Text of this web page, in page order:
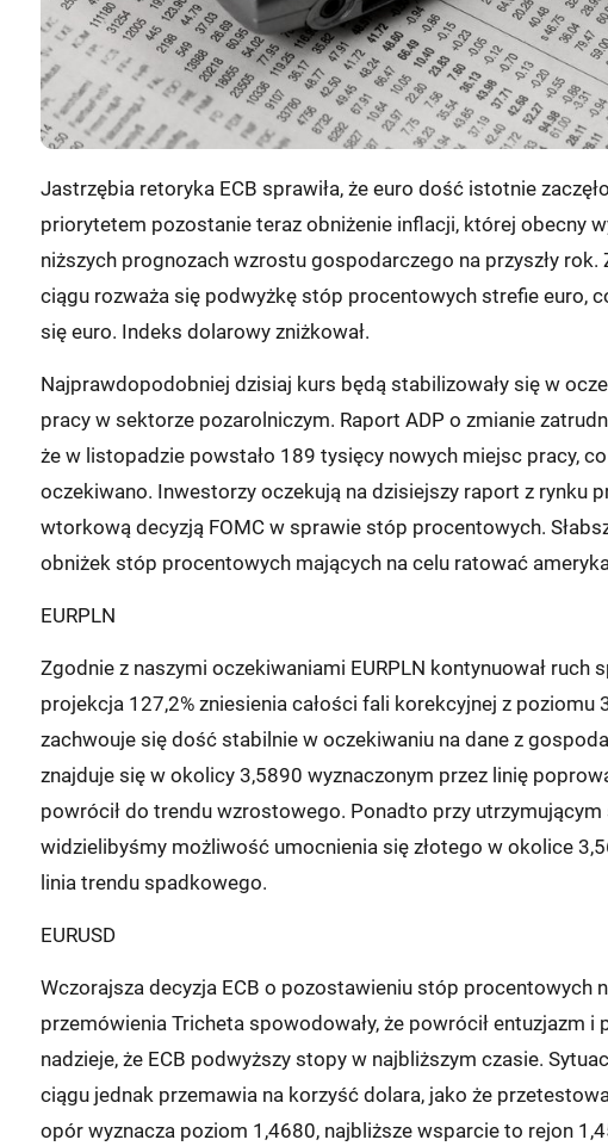
Jastrzębia retoryka ECB sprawiła, że euro dość istotnie
priorytetem pozostanie teraz obniżenie inflacji, której obecny
niższych prognozach wzrostu gospodarczego na przyszły rok.
ciągu rozważa się podwyżkę stóp procentowych strefie euro,
się euro. Indeks dolarowy zniżkował.
Najprawdopodobniej dzisiaj kurs będą stabilizowały się w
pracy w sektorze pozarolniczym. Raport ADP o zmianie
że w listopadzie powstało 189 tysięcy nowych miejsc pracy,
oczekiwano. Inwestorzy oczekują na dzisiejszy raport z rynku
wtorkową decyzją FOMC w sprawie stóp procentowych.
obniżek stóp procentowych mających na celu ratować
EURPLN
Zgodnie z naszymi oczekiwaniami EURPLN kontynuował
projekcja 127,2% zniesienia całości fali korekcyjnej z poziomu
zachwouje się dość stabilnie w oczekiwaniu na dane z
znajduje się w okolicy 3,5890 wyznaczonym przez linię
powrócił do trendu wzrostowego. Ponadto przy
widzielibyśmy możliwość umocnienia się złotego w okolice
linia trendu spadkowego.
EURUSD
Wczorajsza decyzja ECB o pozostawieniu stóp procentowych
przemówienia Tricheta spowodowały, że powrócił entuzjazm
nadzieje, że ECB podwyższy stopy w najbliższym czasie.
ciągu jednak przemawia na korzyść dolara, jako że
opór wyznacza poziom 1,4680, najbliższe wsparcie to rejon